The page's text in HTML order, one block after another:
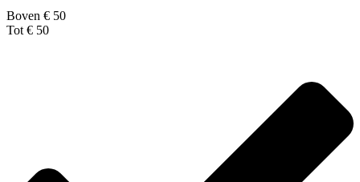
Boven € 50
Tot € 50